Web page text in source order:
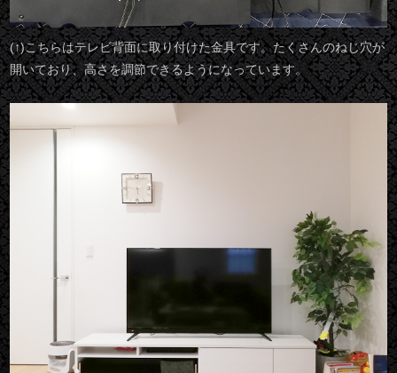
(↑)こちらはテレビ背面に取り付けた金具です。たくさんのねじ穴が
開いており、高さを調節できるようになっています。